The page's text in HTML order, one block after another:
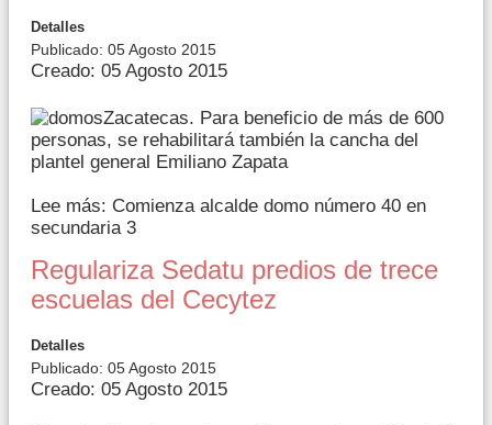
Detalles
Publicado: 05 Agosto 2015
Creado: 05 Agosto 2015
Zacatecas. Para beneficio de más de 600
personas, se rehabilitará también la cancha del
plantel general Emiliano Zapata
Lee más: Comienza alcalde domo número 40 en
secundaria 3
Regulariza Sedatu predios de trece
escuelas del Cecytez
Detalles
Publicado: 05 Agosto 2015
Creado: 05 Agosto 2015